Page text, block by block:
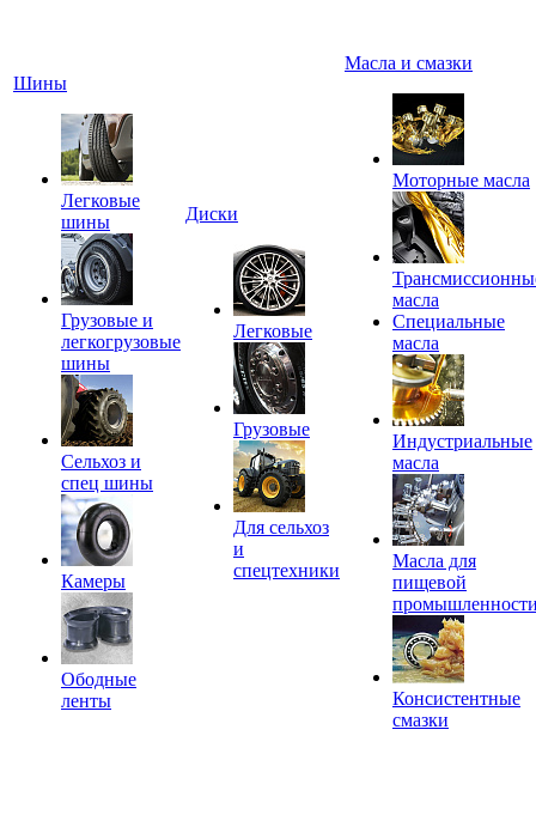
Шины
Легковые
шины
Грузовые и
легкогрузовые
шины
Сельхоз и
спец шины
Камеры
Ободные
ленты
Диски
Легковые
Грузовые
Для сельхоз
и
спецтехники
Масла и смазки
Моторные масла
масла
Специальные
масла
Индустриальные
масла
Масла для
пищевой
Консистентные
смазки